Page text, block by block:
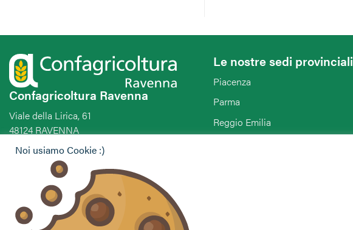
Confagricoltura Ravenna
Viale della Lirica, 61
48124 RAVENNA
Tel. +39 0544/506311
Fax. +39 0544/506312
E-mail: ravenna@confagricoltura.it
PEC: confagricolturaravenna@legalmail.it
Le nostre sedi provinciali
Piacenza
Parma
Reggio Emilia
Noi usiamo Cookie :)